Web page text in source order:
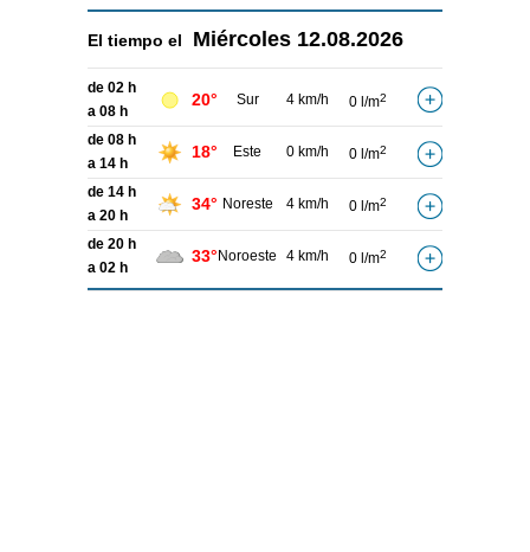
El tiempo el Miércoles 12.08.2026
de 02 h
a 08 h
20° Sur 4 km/h 0 l/m2
de 08 h
a 14 h
18° Este 0 km/h 0 l/m2
de 14 h
a 20 h
34° Noreste 4 km/h 0 l/m2
de 20 h
a 02 h
33° Noroeste 4 km/h 0 l/m2